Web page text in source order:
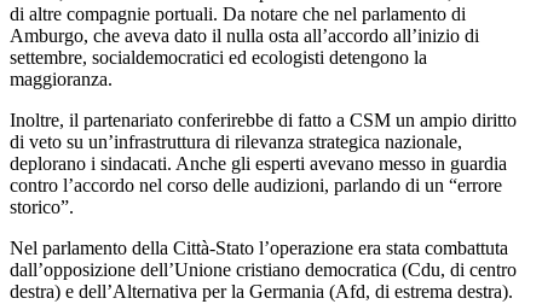
di altre compagnie portuali. Da notare che nel parlamento di
Amburgo, che aveva dato il nulla osta all’accordo all’inizio di
settembre, socialdemocratici ed ecologisti detengono la
maggioranza.
Inoltre, il partenariato conferirebbe di fatto a CSM un ampio diritto
di veto su un’infrastruttura di rilevanza strategica nazionale,
deplorano i sindacati. Anche gli esperti avevano messo in guardia
contro l’accordo nel corso delle audizioni, parlando di un “errore
storico”.
Nel parlamento della Città-Stato l’operazione era stata combattuta
dall’opposizione dell’Unione cristiano democratica (Cdu, di centro
destra) e dell’Alternativa per la Germania (Afd, di estrema destra).